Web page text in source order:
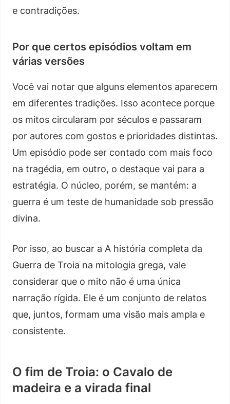
e contradições.
Por que certos episódios voltam em
várias versões
Você vai notar que alguns elementos aparecem
em diferentes tradições. Isso acontece porque
os mitos circularam por séculos e passaram
por autores com gostos e prioridades distintas.
Um episódio pode ser contado com mais foco
na tragédia, em outro, o destaque vai para a
estratégia. O núcleo, porém, se mantém: a
guerra é um teste de humanidade sob pressão
divina.
Por isso, ao buscar a A história completa da
Guerra de Troia na mitologia grega, vale
considerar que o mito não é uma única
narração rígida. Ele é um conjunto de relatos
que, juntos, formam uma visão mais ampla e
consistente.
O fim de Troia: o Cavalo de
madeira e a virada final